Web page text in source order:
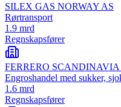
SILEX GAS NORWAY AS
Rørtransport
1.9 mrd
Regnskapsfører
FERRERO
Engroshandel med sukker,
1.6 mrd
Regnskapsfører